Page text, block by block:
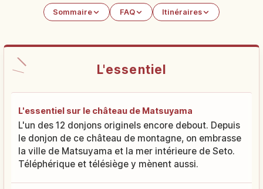
Sommaire FAQ Itinéraires
L'essentiel
L'essentiel sur le château de Matsuyama
L'un des 12 donjons originels encore debout. Depuis
le donjon de ce château de montagne, on embrasse
la ville de Matsuyama et la mer intérieure de Seto.
Téléphérique et télésiège y mènent aussi.